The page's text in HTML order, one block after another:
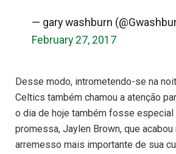
— gary washburn
February 27, 2017
Desse modo, intrometendo-se na
Celtics também chamou a atenção
o dia de hoje também fosse especial
promessa, Jaylen Brown, que
arremesso mais importante de sua